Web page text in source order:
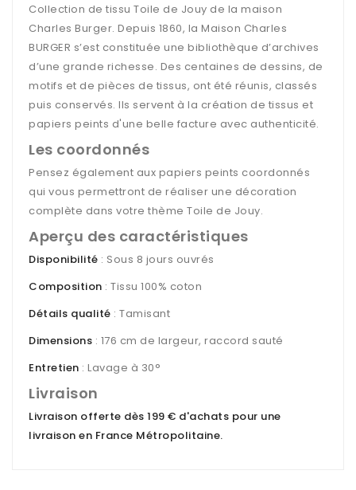
Collection de tissu Toile de Jouy de la maison
Charles Burger. Depuis 1860, la Maison Charles
BURGER s’est constituée une bibliothèque d’archives
d’une grande richesse. Des centaines de dessins, de
motifs et de pièces de tissus, ont été réunis, classés
puis conservés. Ils servent à la création de tissus et
papiers peints d'une belle facture avec authenticité.
Les coordonnés
Pensez également aux papiers peints coordonnés
qui vous permettront de réaliser une décoration
complète dans votre thème Toile de Jouy.
Aperçu des caractéristiques
Disponibilité : Sous 8 jours ouvrés
Composition : Tissu 100% coton
Détails qualité : Tamisant
Dimensions : 176 cm de largeur, raccord sauté
Entretien : Lavage à 30°
Livraison
Livraison offerte dès 199 € d'achats pour une
livraison en France Métropolitaine.